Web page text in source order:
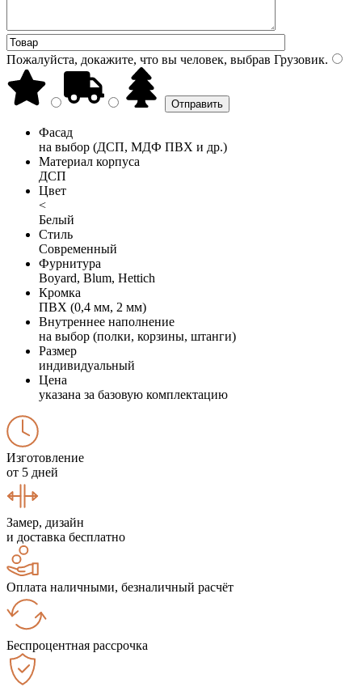
Пожалуйста, докажите, что вы человек, выбрав Грузовик.
Фасад
на выбор (ДСП, МДФ ПВХ и др.)
Материал корпуса
ДСП
Цвет
<
Белый
Стиль
Современный
Фурнитура
Boyard, Blum, Hettich
Кромка
ПВХ (0,4 мм, 2 мм)
Внутреннее наполнение
на выбор (полки, корзины, штанги)
Размер
индивидуальный
Цена
указана за базовую комплектацию
Изготовление
от 5 дней
Замер, дизайн
и доставка бесплатно
Оплата наличными, безналичный расчёт
Беспроцентная рассрочка